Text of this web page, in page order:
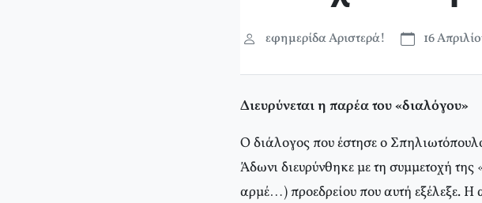
εφημερίδα Αριστερά! 16
Διευρύνεται η παρέα του «διαλόγου»
Ο διάλογος που έστησε ο
Άδωνι διευρύνθηκε με τη συμμετοχή
αρμέ…) προεδρείου που αυτή εξέλεξε. Η